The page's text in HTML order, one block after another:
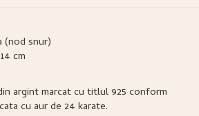
(nod snur)
cm
argint marcat cu titlul 925 conform
cu aur de 24 karate.